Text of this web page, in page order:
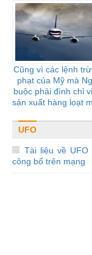
Cũng vì các lệnh
phạt của Mỹ mà
buộc phải đình chỉ
sản xuất hàng loạt
cạnh tranh với
UFO
Tài liệu về UFO
công bố trên mạng